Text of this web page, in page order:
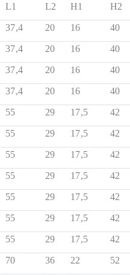
L1 L2 H1 H2
37,4 20 16 40
37,4 20 16 40
37,4 20 16 40
37,4 20 16 40
55 29 17,5 42
55 29 17,5 42
55 29 17,5 42
55 29 17,5 42
55 29 17,5 42
55 29 17,5 42
55 29 17,5 42
70 36 22 52